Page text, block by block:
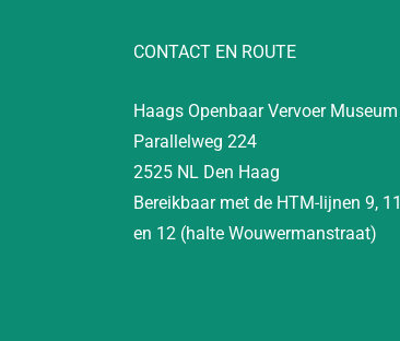
CONTACT EN ROUTE
Haags Openbaar Vervoer Museum
Parallelweg 224
2525 NL Den Haag
Bereikbaar met de HTM-lijnen 9, 11
en 12 (halte Wouwermanstraat)